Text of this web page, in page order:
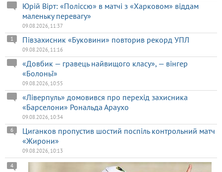
Юрій Вірт: «Поліссю» в матчі з «Харковом» віддам
маленьку перевагу»
09.08.2026, 11:37
Півзахисник «Буковини» повторив рекорд УПЛ
1
09.08.2026, 11:16
«Довбик — гравець найвищого класу», — вінгер
«Болоньї»
09.08.2026, 10:55
«Ліверпуль» домовився про перехід захисника
«Барселони» Рональда Араухо
09.08.2026, 10:34
Циганков пропустив шостий поспіль контрольний матч
«Жирони»
6
09.08.2026, 10:13
4